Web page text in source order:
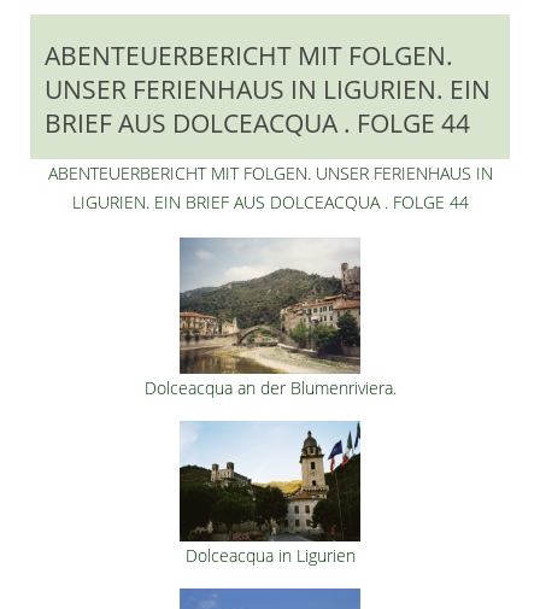
ABENTEUERBERICHT MIT FOLGEN.
UNSER FERIENHAUS IN LIGURIEN. EIN
BRIEF AUS DOLCEACQUA . FOLGE 44
ABENTEUERBERICHT MIT FOLGEN. UNSER FERIENHAUS IN
LIGURIEN. EIN BRIEF AUS DOLCEACQUA . FOLGE 44
Dolceacqua an der Blumenriviera.
Dolceacqua in Ligurien